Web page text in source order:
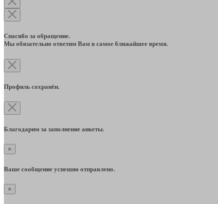
Спасибо за обращение.
Мы обязательно ответим Вам в самое ближайшее время.
Профиль сохранён.
Благодарим за заполнение анкеты.
×
Ваше сообщение успешно отправлено.
×